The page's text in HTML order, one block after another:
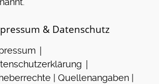
& Datenschutz
|
|
| Quellenangaben |